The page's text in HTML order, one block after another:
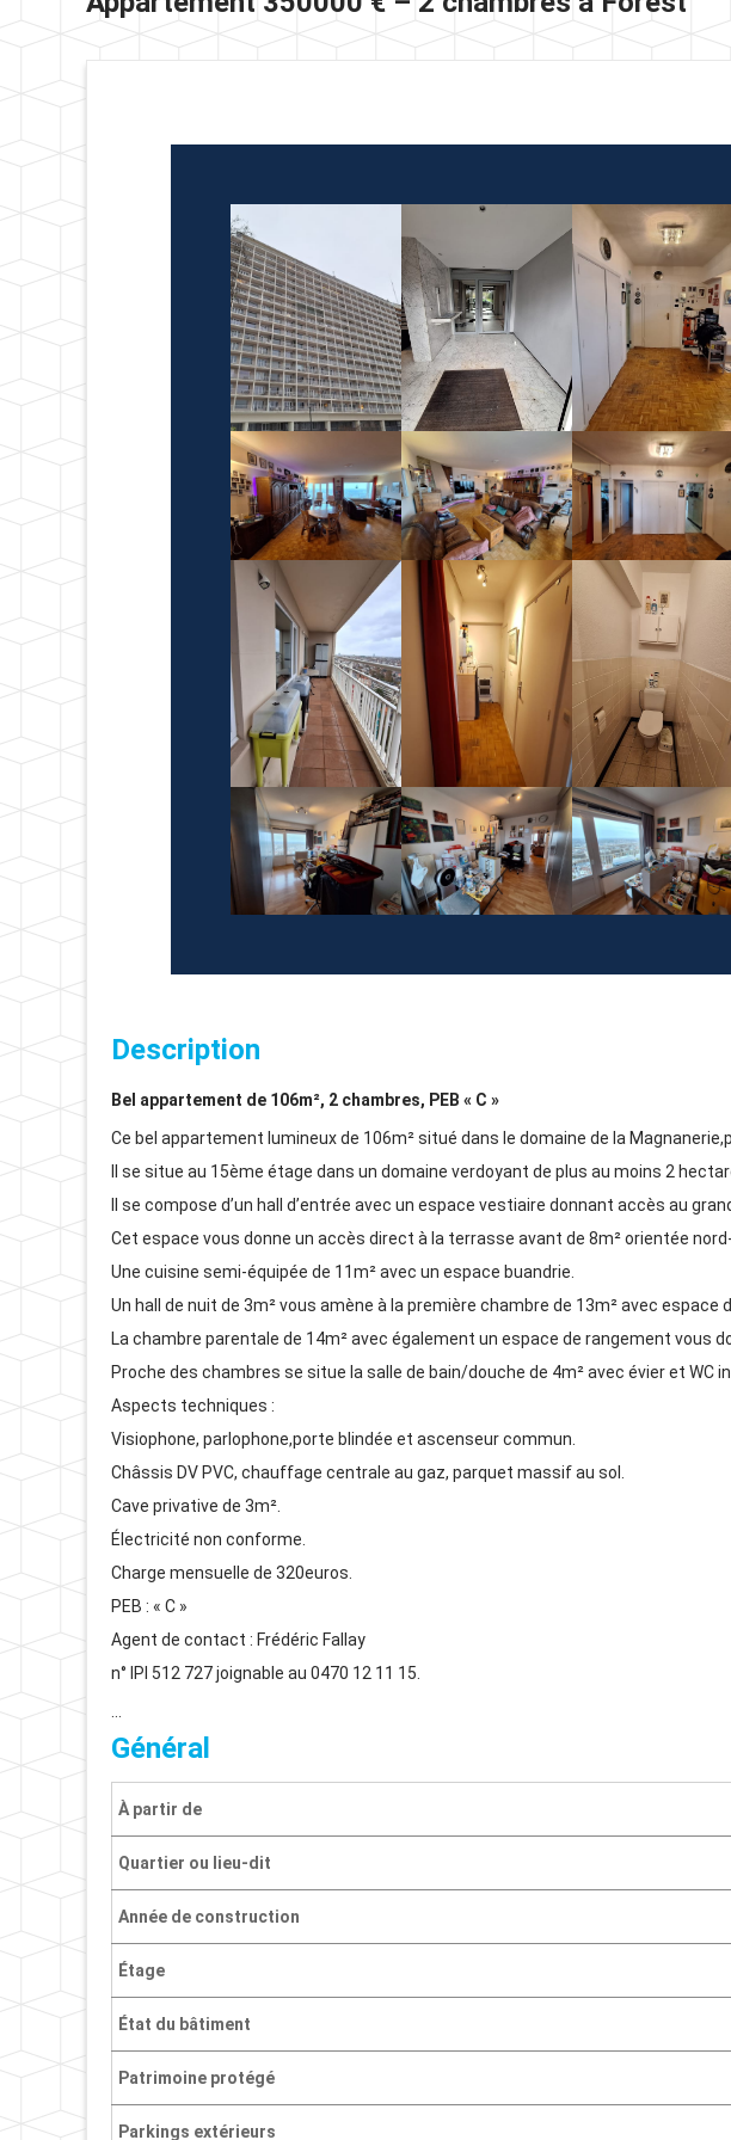
Description
Bel appartement de 106m², 2 chambres, PEB « C »
Ce bel appartement lumineux de 106m² situé dans le domaine de la
Il se situe au 15ème étage dans un domaine verdoyant de plus au moins 2
Il se compose d’un hall d’entrée avec un espace vestiaire donnant accès au
Cet espace vous donne un accès direct à la terrasse avant de 8m² orientée
Une cuisine semi-équipée de 11m² avec un espace buandrie.
Un hall de nuit de 3m² vous amène à la première chambre de 13m² avec espace
La chambre parentale de 14m² avec également un espace de rangement vous
Proche des chambres se situe la salle de bain/douche de 4m² avec évier et WC
Aspects techniques :
Visiophone, parlophone,porte blindée et ascenseur commun.
Châssis DV PVC, chauffage centrale au gaz, parquet massif au sol.
Cave privative de 3m².
Électricité non conforme.
Charge mensuelle de 320euros.
PEB : « C »
Agent de contact : Frédéric Fallay
n° IPI 512 727 joignable au 0470 12 11 15.
…
Général
À partir de
Quartier ou lieu-dit
Année de construction
Étage
État du bâtiment
Patrimoine protégé
Parkings extérieurs